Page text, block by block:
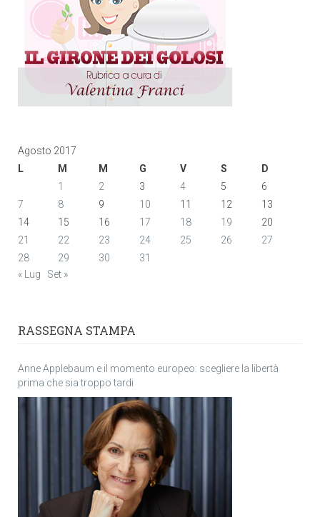
Agosto 2017
L
M M G V S
D
1
2 3 4 5
6
7
8 9 10 11 12
13
14
15 16 17 18 19
20
21
22 23 24 25 26
27
28
29 30
31
« Lug
Set »
RASSEGNA STAMPA
Anne Applebaum e il momento europeo: scegliere la libertà
prima che sia troppo tardi